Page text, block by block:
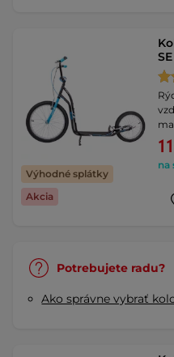
Výhodné splátky
Akcia
na
Potrebujete radu?
Ako správne vybrať